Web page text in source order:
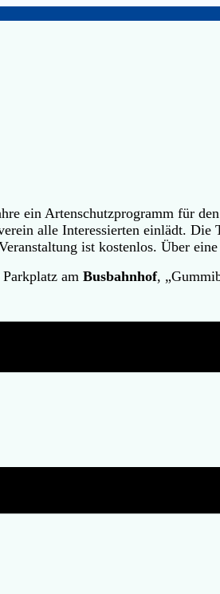
ein Artenschutzprogramm für
alle Interessierten einlädt. Die
ist kostenlos. Über
am Busbahnhof,